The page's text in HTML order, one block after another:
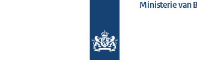
homepage
Ministerie van